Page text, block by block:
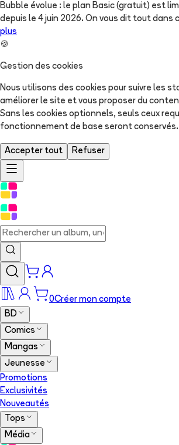
Bubble évolue : le plan Basic (gratuit) est
depuis le 4 juin 2026. On vous dit tout dans
plus
🍪
Gestion des cookies
Nous utilisons des cookies pour suivre les
améliorer le site et vous proposer du
Sans les cookies optionnels, seuls ceux
fonctionnement de base seront conservés.
Accepter tout Refuser
0Créer mon compte
BD
Comics
Mangas
Jeunesse
Promotions
Exclusivités
Nouveautés
Tops
Média